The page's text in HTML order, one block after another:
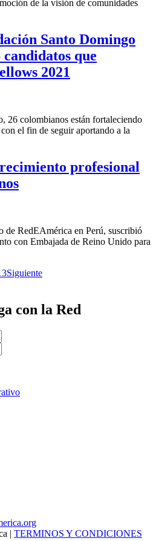
de la visión de comunidades
Santo Domingo
que
2021
26 colombianos están fortaleciendo
el fin de seguir aportando a la
profesional
de RedEAmérica en Perú, suscribió
con Embajada de Reino Unido para
Siguiente
con la Red
| TERMINOS Y CONDICIONES